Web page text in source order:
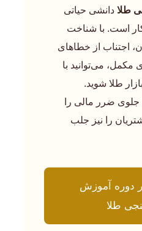
طلا دانشی حیاتی
است. با شناخت
اجتناب از خطاهای
می‌توانید با
طلا شوید.
جلوی ضرر مالی را
را نیز جلب
دوره آموزش
طلا